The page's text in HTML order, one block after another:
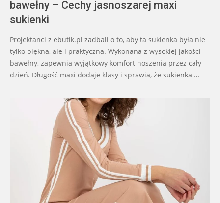
bawełny – Cechy jasnoszarej maxi
sukienki
Projektanci z ebutik.pl zadbali o to, aby ta sukienka była nie
tylko piękna, ale i praktyczna. Wykonana z wysokiej jakości
bawełny, zapewnia wyjątkowy komfort noszenia przez cały
dzień. Długość maxi dodaje klasy i sprawia, że sukienka …